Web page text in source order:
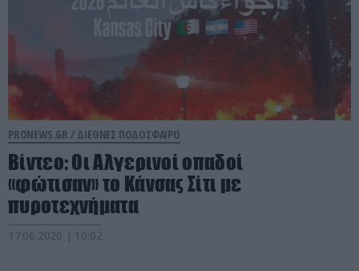
PRONEWS.GR / ΔΙΕΘΝΕΣ ΠΟΔΟΣΦΑΙΡΟ
Βίντεο: Οι Αλγερινοί οπαδοί
«φώτισαν» το Κάνσας Σίτι με
πυροτεχνήματα
17.06.2026 | 10:02